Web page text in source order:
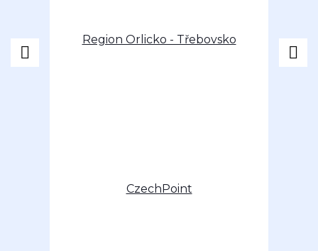
Region Orlicko - Třebovsko
CzechPoint